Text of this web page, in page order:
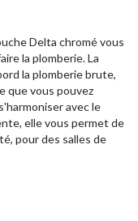
Delta chromé vous
la plomberie. La
la plomberie brute,
que vous pouvez
avec le
elle vous permet de
pour des salles de